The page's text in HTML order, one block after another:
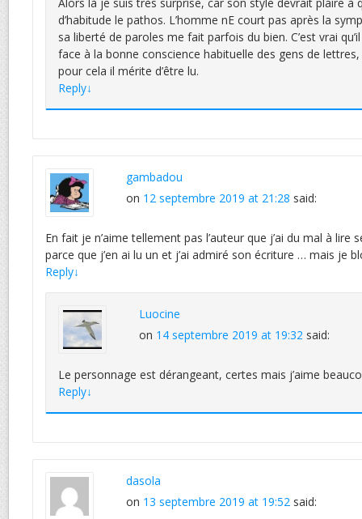
d’habitude le pathos. L’homme nE court pas après la
sa liberté de paroles me fait parfois du bien. C’est vrai
face à la bonne conscience habituelle des gens de
pour cela il mérite d’être lu.
Reply↓
gambadou
on 12 septembre 2019 at 21:28 said:
En fait je n’aime tellement pas l’auteur que j’ai du mal à lire
parce que j’en ai lu un et j’ai admiré son écriture … mais je
Reply↓
Luocine
on 14 septembre 2019 at 19:32 said:
Le personnage est dérangeant, certes mais j’aime
Reply↓
dasola
on 13 septembre 2019 at 19:52 said: